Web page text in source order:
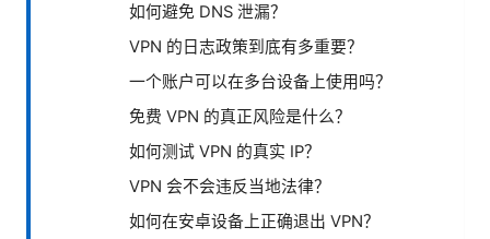
如何避免 DNS 泄漏？
VPN 的日志政策到底有多重要？
一个账户可以在多台设备上使用吗？
免费 VPN 的真正风险是什么？
如何测试 VPN 的真实 IP？
VPN 会不会违反当地法律？
如何在安卓设备上正确退出 VPN？